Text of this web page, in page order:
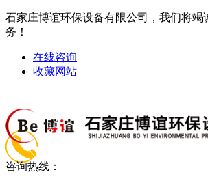
石家庄博谊环保设备有限公司，我们将竭
务！
在线咨询|
收藏网站
咨询热线：